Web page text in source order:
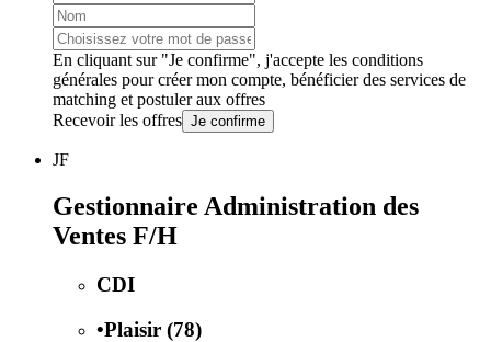
En cliquant sur "Je confirme", j'accepte les conditions
générales pour créer mon compte, bénéficier des services de
matching et postuler aux offres
Recevoir les offres Je confirme
JF
Gestionnaire Administration des
Ventes F/H
CDI
•Plaisir (78)